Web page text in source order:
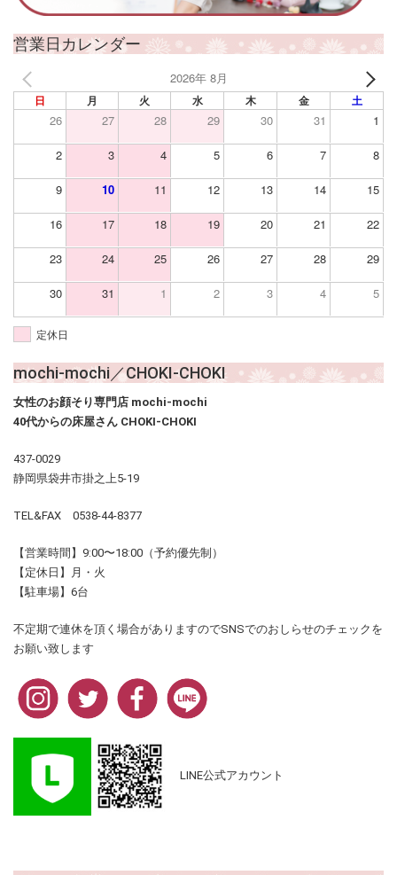
営業日カレンダー
2026年 8月
日 月 火 水 木 金 土
26 27 28 29 30 31 1
2 3 4 5 6 7 8
9 10 11 12 13 14 15
16 17 18 19 20 21 22
23 24 25 26 27 28 29
30 31 1 2 3 4 5
定休日
mochi-mochi／CHOKI-CHOKI
女性のお顔そり専門店 mochi-mochi
40代からの床屋さん CHOKI-CHOKI
437-0029
静岡県袋井市掛之上5-19
TEL&FAX 0538-44-8377
【営業時間】9:00〜18:00（予約優先制）
【定休日】月・火
【駐車場】6台
不定期で連休を頂く場合がありますのでSNSでのおしらせのチェックを
お願い致します
LINE公式アカウント